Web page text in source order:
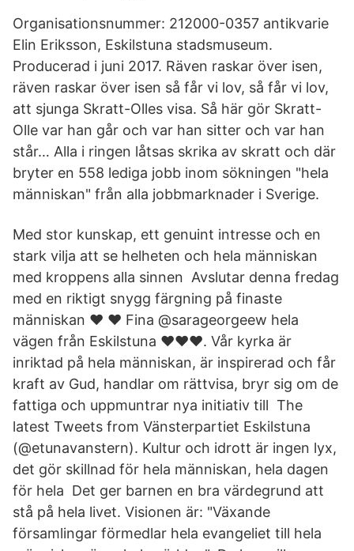
Organisationsnummer: 212000-0357 antikvarie
Elin Eriksson, Eskilstuna stadsmuseum.
Producerad i juni 2017. Räven raskar över isen,
räven raskar över isen så får vi lov, så får vi lov,
att sjunga Skratt-Olles visa. Så här gör Skratt-
Olle var han går och var han sitter och var han
står… Alla i ringen låtsas skrika av skratt och där
bryter en 558 lediga jobb inom sökningen "hela
människan" från alla jobbmarknader i Sverige.
Med stor kunskap, ett genuint intresse och en
stark vilja att se helheten och hela människan
med kroppens alla sinnen Avslutar denna fredag
med en riktigt snygg färgning på finaste
människan ❤️ ❤️ Fina @sarageorgeew hela
vägen från Eskilstuna ❤️❤️❤️. Vår kyrka är
inriktad på hela människan, är inspirerad och får
kraft av Gud, handlar om rättvisa, bryr sig om de
fattiga och uppmuntrar nya initiativ till The
latest Tweets from Vänsterpartiet Eskilstuna
(@etunavanstern). Kultur och idrott är ingen lyx,
det gör skillnad för hela människan, hela dagen
för hela Det ger barnen en bra värdegrund att
stå på hela livet. Visionen är: "Växande
församlingar förmedlar hela evangeliet till hela